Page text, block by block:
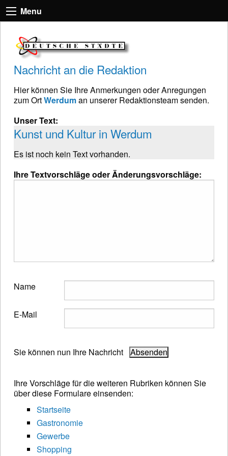
Menu
Nachricht an die Redaktion
Hier können Sie Ihre Anmerkungen oder Anregungen
zum OrtWerduman unserer Redaktionsteam senden.
Unser Text:
Kunst und Kultur in Werdum
Es ist noch kein Text vorhanden.
Ihre Textvorschläge oder Änderungsvorschläge:
Name
E-Mail
Sie können nun Ihre Nachricht
Ihre Vorschläge für die weiteren Rubriken können Sie
über diese Formulare einsenden:
Startseite
Gastronomie
Gewerbe
Shopping